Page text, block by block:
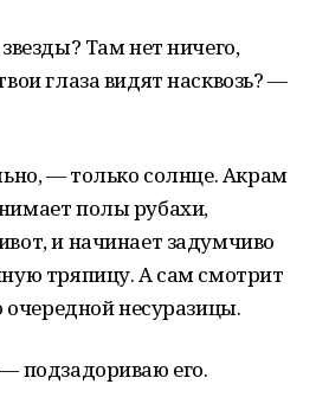
Там нет ничего,
глаза видят насквозь? —
— только солнце. Акрам
полы рубахи,
и начинает задумчиво
тряпицу. А сам смотрит
очередной несуразицы.
подзадориваю его.